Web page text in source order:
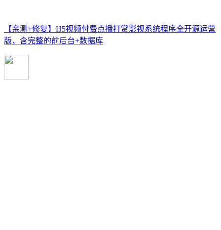
【亲测+修复】H5视频付费点播打赏影视系统程序全开源运营
版，含完整的前后台+数据库